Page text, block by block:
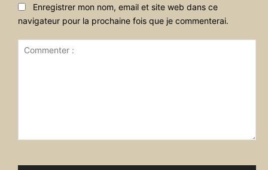
Enregistrer mon nom, email et site web dans ce
navigateur pour la prochaine fois que je commenterai.